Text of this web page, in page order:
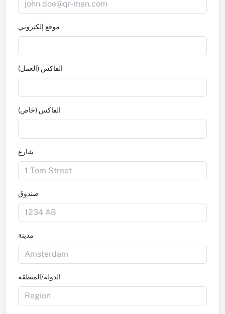
موقع إلكتروني
الفاكس (العمل)
الفاكس (خاص)
شارع
صندوق
مدينة
الدولة/المنطقة